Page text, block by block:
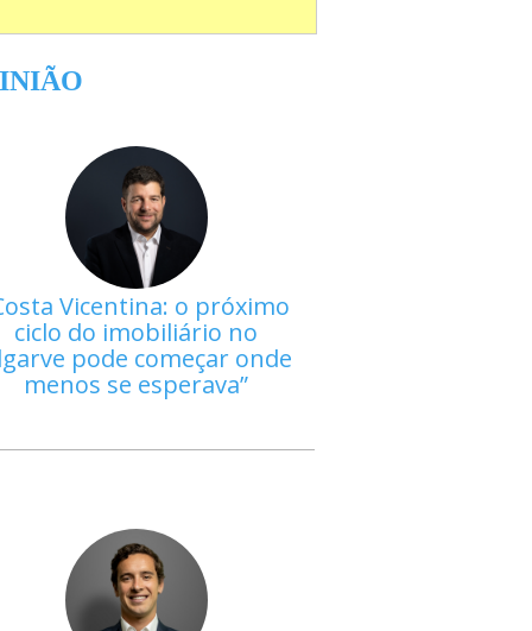
Vicentina: o próximo
ciclo do imobiliário no
pode começar onde
menos se esperava